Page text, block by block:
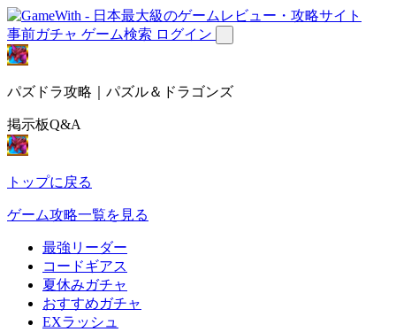
事前ガチャ ゲーム検索 ログイン
パズドラ攻略｜パズル＆ドラゴンズ
掲示板Q&A
トップに戻る
ゲーム攻略一覧を見る
最強リーダー
コードギアス
夏休みガチャ
おすすめガチャ
EXラッシュ